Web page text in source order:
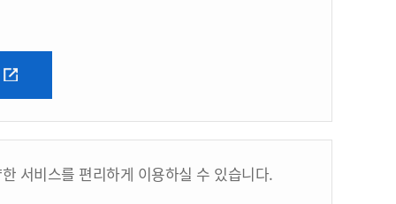
서비스를 편리하게 이용하실 수 있습니다.